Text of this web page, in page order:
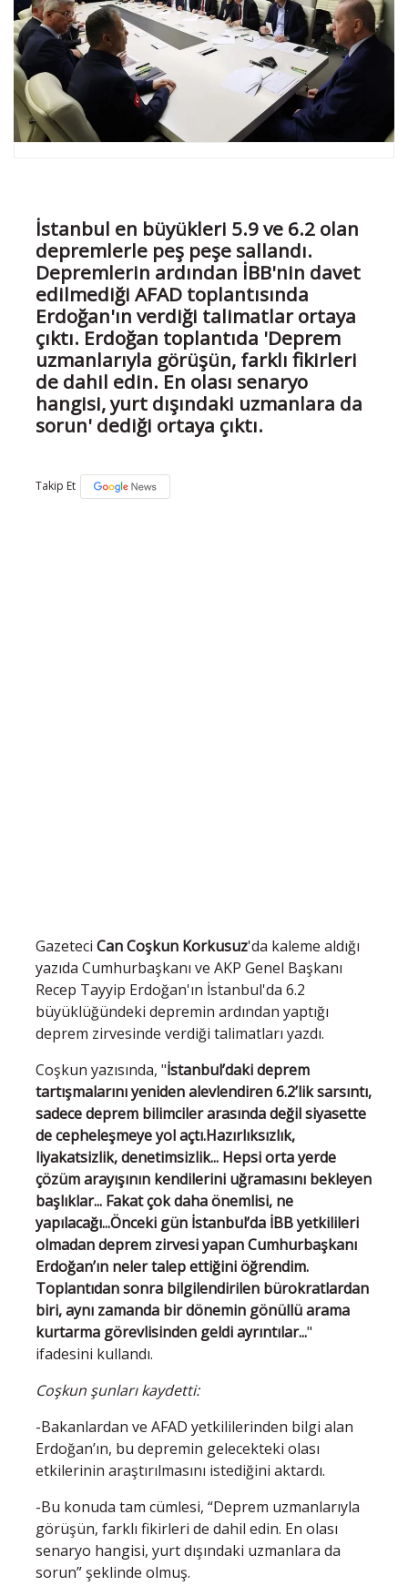
İstanbul en büyükleri 5.9 ve 6.2 olan
depremlerle peş peşe sallandı.
Depremlerin ardından İBB'nin davet
edilmediği AFAD toplantısında
Erdoğan'ın verdiği talimatlar ortaya
çıktı. Erdoğan toplantıda 'Deprem
uzmanlarıyla görüşün, farklı fikirleri
de dahil edin. En olası senaryo
hangisi, yurt dışındaki uzmanlara da
sorun' dediği ortaya çıktı.
Takip Et
Gazeteci Can Coşkun Korkusuz'da kaleme aldığı
yazıda Cumhurbaşkanı ve AKP Genel Başkanı
Recep Tayyip Erdoğan'ın İstanbul'da 6.2
büyüklüğündeki depremin ardından yaptığı
deprem zirvesinde verdiği talimatları yazdı.
Coşkun yazısında, "İstanbul’daki deprem
tartışmalarını yeniden alevlendiren 6.2’lik sarsıntı,
sadece deprem bilimciler arasında değil siyasette
de cepheleşmeye yol açtı.Hazırlıksızlık,
liyakatsizlik, denetimsizlik... Hepsi orta yerde
çözüm arayışının kendilerini uğramasını bekleyen
başlıklar... Fakat çok daha önemlisi, ne
yapılacağı...Önceki gün İstanbul’da İBB yetkilileri
olmadan deprem zirvesi yapan Cumhurbaşkanı
Erdoğan’ın neler talep ettiğini öğrendim.
Toplantıdan sonra bilgilendirilen bürokratlardan
biri, aynı zamanda bir dönemin gönüllü arama
kurtarma görevlisinden geldi ayrıntılar..."
ifadesini kullandı.
Coşkun şunları kaydetti:
-Bakanlardan ve AFAD yetkililerinden bilgi alan
Erdoğan’ın, bu depremin gelecekteki olası
etkilerinin araştırılmasını istediğini aktardı.
-Bu konuda tam cümlesi, “Deprem uzmanlarıyla
görüşün, farklı fikirleri de dahil edin. En olası
senaryo hangisi, yurt dışındaki uzmanlara da
sorun” şeklinde olmuş.